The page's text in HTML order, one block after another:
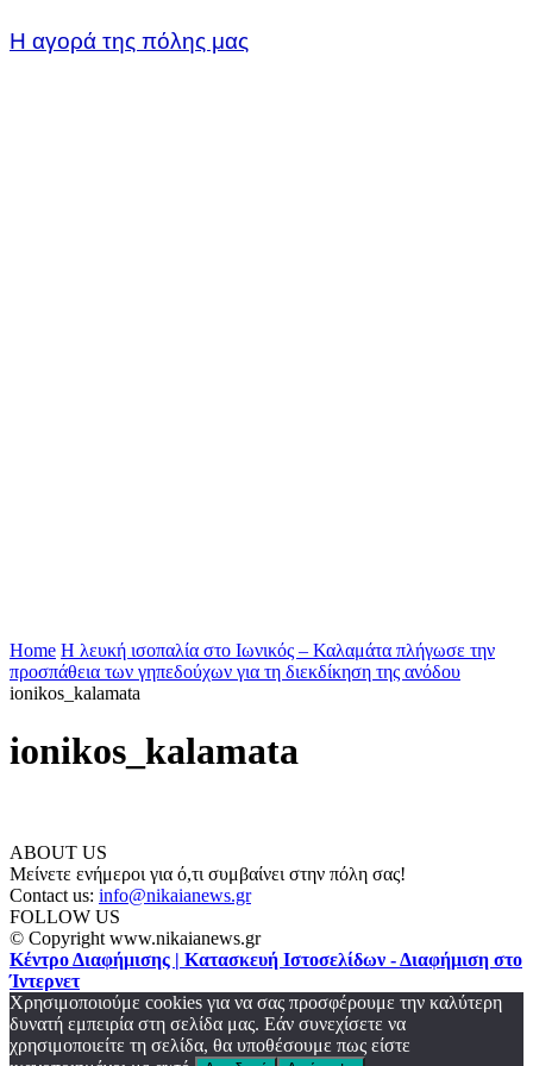
Η αγορά της πόλης μας
Home Η λευκή ισοπαλία στο Ιωνικός – Καλαμάτα πλήγωσε την
προσπάθεια των γηπεδούχων για τη διεκδίκηση της ανόδου
ionikos_kalamata
ionikos_kalamata
ABOUT US
Μείνετε ενήμεροι για ό,τι συμβαίνει στην πόλη σας!
Contact us: info@nikaianews.gr
FOLLOW US
© Copyright www.nikaianews.gr
Κέντρο Διαφήμισης | Κατασκευή Ιστοσελίδων - Διαφήμιση στο
Ίντερνετ
Χρησιμοποιούμε cookies για να σας προσφέρουμε την καλύτερη
δυνατή εμπειρία στη σελίδα μας. Εάν συνεχίσετε να
χρησιμοποιείτε τη σελίδα, θα υποθέσουμε πως είστε